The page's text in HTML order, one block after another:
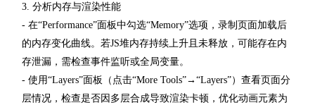
3. 分析内存与渲染性能
- 在“Performance”面板中勾选“Memory”选项，录制页面加载后
的内存变化曲线。若JS堆内存持续上升且未释放，可能存在内
存泄漏，需检查事件监听或全局变量。
- 使用“Layers”面板（点击“More Tools”→“Layers”）查看页面分
层情况，检查是否因多层合成导致渲染卡顿，优化动画元素为